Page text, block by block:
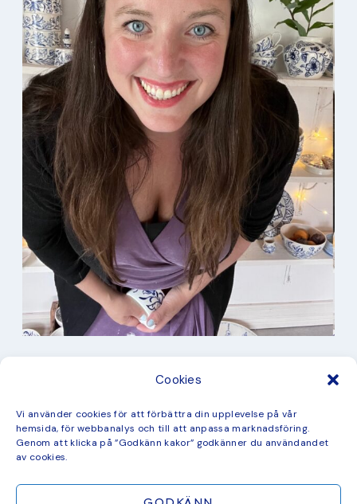
Cookies
Vi använder cookies för att förbättra din upplevelse på vår
hemsida, för webbanalys och till att anpassa marknadsföring.
Genom att klicka på ”Godkänn kakor” godkänner du användandet
av cookies.
Kurser
Måleri
mina favorit recept
Mönster